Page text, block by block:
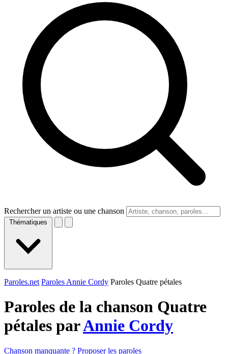
Rechercher un artiste ou une chanson
Thématiques
Paroles.net Paroles Annie Cordy Paroles Quatre pétales
Paroles de la chanson Quatre
pétales parAnnie Cordy
Chanson manquante ? Proposer les paroles